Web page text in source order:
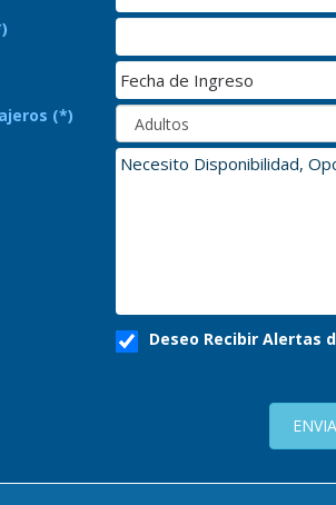
(*)
Deseo Recibir Alertas